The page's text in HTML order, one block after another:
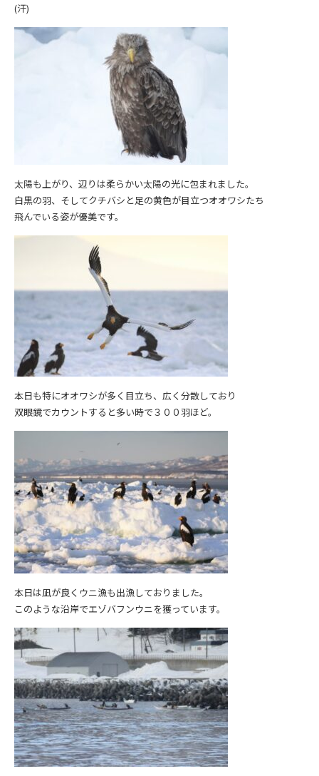
(汗)
太陽も上がり、辺りは柔らかい太陽の光に包まれました。
白黒の羽、そしてクチバシと足の黄色が目立つオオワシたち
飛んでいる姿が優美です。
本日も特にオオワシが多く目立ち、広く分散しており
双眼鏡でカウントすると多い時で３００羽ほど。
本日は凪が良くウニ漁も出漁しておりました。
このような沿岸でエゾバフンウニを獲っています。